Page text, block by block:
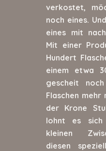
verkostet,
noch eines.
eines mit
Mit einer
Hundert
einem etwa
gescheit
Flaschen mehr
der Krone
lohnt es
kleinen
diesen